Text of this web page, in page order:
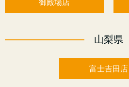
御殿場店
山梨県
富士吉田店